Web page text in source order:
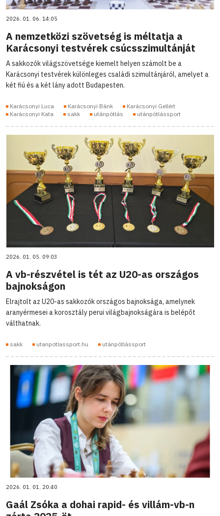
2026. 01. 06. 14:05
A nemzetközi szövetség is méltatja a
Karácsonyi testvérek csúcsszimultánját
A sakkozók világszövetsége kiemelt helyen számolt be a
Karácsonyi testvérek különleges családi szimultánjáról, amelyet a
két fiú és a két lány adott Budapesten.
Karácsonyi Luca Karácsonyi Bánk
Karácsonyi Gellért
Karácsonyi Kata
sakk utánpótlás utánpótlássport
2026. 01. 05. 09:03
A vb-részvétel is tét az U20-as országos
bajnokságon
Elrajtolt az U20-as sakkozók országos bajnoksága, amelynek
aranyérmesei a korosztály perui világbajnokságára is belépőt
válthatnak.
sakk utanpotlassport.hu utánpótlássport
2026. 01. 01. 20:40
Gaál Zsóka a dohai rapid- és villám-vb-n